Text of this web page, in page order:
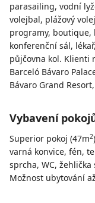
parasailing, vodní
volejbal, plážový
programy, boutique,
konferenční sál,
půjčovna kol. Klienti
Barceló Bávaro
Bávaro Grand
Vybavení
Superior pokoj (47m2
varná konvice, fén,
sprcha, WC,
Možnost ubytování